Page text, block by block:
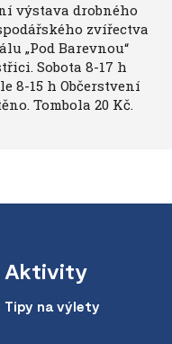
výstava drobného
zvířectva
„Pod Barevnou“
Sobota 8-17 h
8-15 h Občerstvení
Tombola 20 Kč.
Aktivity
Tipy na výlety